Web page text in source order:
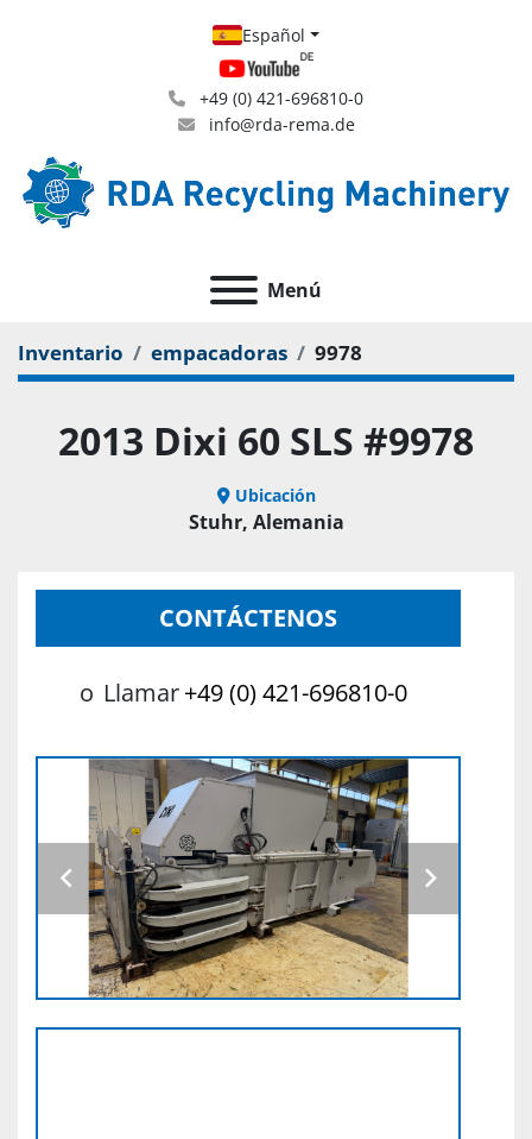
+49 (0) 421-696810-0
info@rda-rema.de
Español
Menú
Inventario empacadoras 9978
2013 Dixi 60 SLS #9978
Ubicación
Stuhr, Alemania
CONTÁCTENOS
o Llamar+49 (0) 421-696810-0